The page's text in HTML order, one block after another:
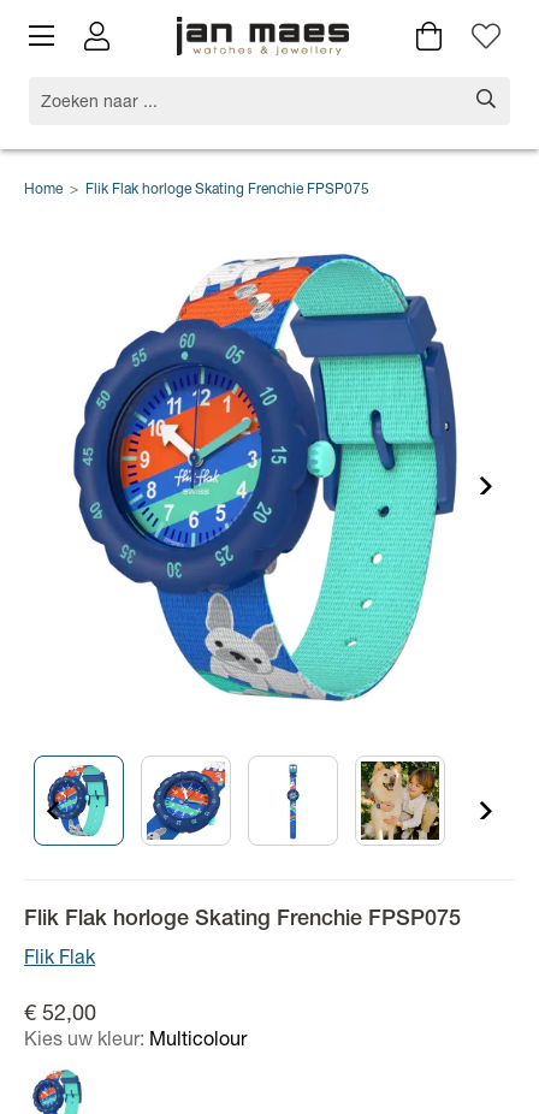
Home > Flik Flak horloge Skating Frenchie FPSP075
Flik Flak horloge Skating Frenchie FPSP075
Flik Flak
€ 52,00
Kies uw kleur: Multicolour